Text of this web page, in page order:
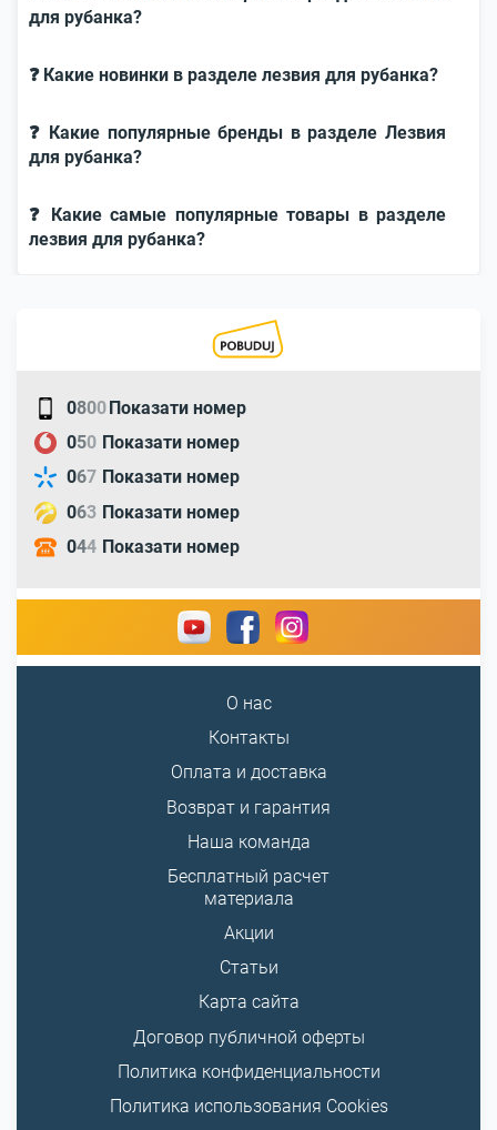
для рубанка?
❓ Какие новинки в разделе лезвия для рубанка?
❓ Какие популярные бренды в разделе Лезвия
для рубанка?
❓ Какие самые популярные товары в разделе
лезвия для рубанка?
0800Показати номер
050 Показати номер
067 Показати номер
063 Показати номер
044 Показати номер
О нас
Контакты
Оплата и доставка
Возврат и гарантия
Наша команда
Бесплатный расчет
материала
Акции
Статьи
Карта сайта
Договор публичной оферты
Политика конфиденциальности
Политика использования Cookies